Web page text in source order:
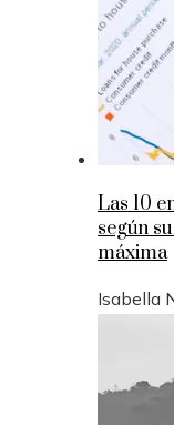
Las 10
según
máxima
Isabella